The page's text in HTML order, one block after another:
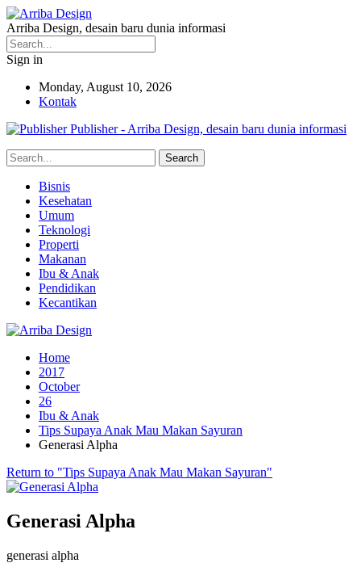
Arriba Design, desain baru dunia informasi
Sign in
Monday, August 10, 2026
Kontak
Publisher - Arriba Design, desain baru dunia informasi
Bisnis
Kesehatan
Umum
Teknologi
Properti
Makanan
Ibu & Anak
Pendidikan
Kecantikan
Home
2017
October
26
Ibu & Anak
Tips Supaya Anak Mau Makan Sayuran
Generasi Alpha
Return to "Tips Supaya Anak Mau Makan Sayuran"
Generasi Alpha
generasi alpha